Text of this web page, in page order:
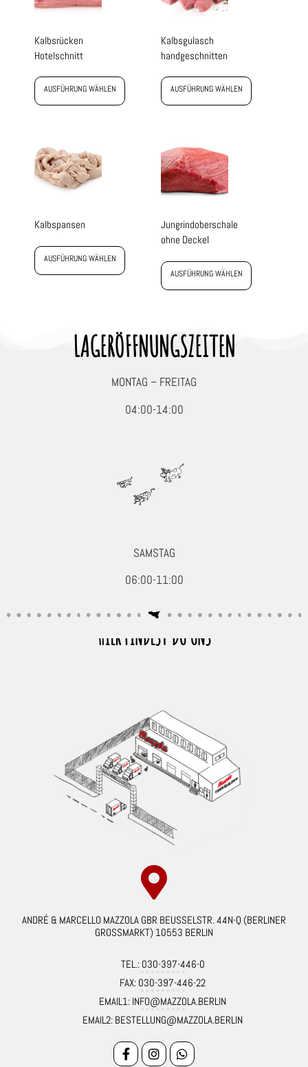
Kalbsrücken
Hotelschnitt
AUSFÜHRUNG WÄHLEN
Kalbsgulasch
handgeschnitten
AUSFÜHRUNG WÄHLEN
Kalbspansen
AUSFÜHRUNG WÄHLEN
Jungrindoberschale
ohne Deckel
AUSFÜHRUNG WÄHLEN
LAGERÖFFNUNGSZEITEN
MONTAG – FREITAG
04:00-14:00
SAMSTAG
06:00-11:00
HIER FINDEST DU UNS
ANDRÉ & MARCELLO MAZZOLA GBR BEUSSELSTR. 44N-Q (BERLINER
GROSSMARKT) 10553 BERLIN
TEL.: 030-397-446-0
FAX: 030-397-446-22
EMAIL1: INFO@MAZZOLA.BERLIN
EMAIL2: BESTELLUNG@MAZZOLA.BERLIN